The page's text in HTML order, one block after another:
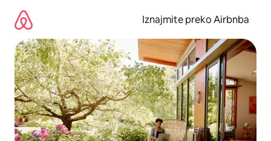
sadržaj
Iznajmite preko Airbnba